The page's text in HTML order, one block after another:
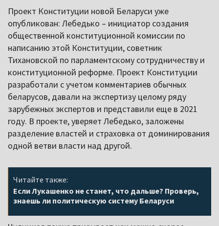
Проект Конституции новой Беларуси уже
опубликован: Лебедько – инициатор создания
общественной конституционной комиссии по
написанию этой Конституции, советник
Тихановской по парламентскому сотрудничеству и
конституционной реформе. Проект Конституции
разработали с учетом комментариев обычных
беларусов, давали на экспертизу целому ряду
зарубежных экспертов и представили еще в 2021
году. В проекте, уверяет Лебедько, заложены
разделение властей и страховка от доминирования
одной ветви власти над другой.
Читайте также:
Если Лукашенко не станет, что дальше? Проверь,
знаешь ли политическую систему Беларуси